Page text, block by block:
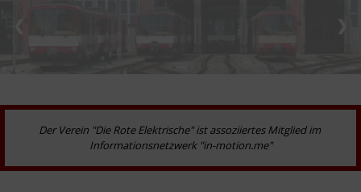
❯
Der Verein "Die Rote Elektrische" ist assoziiertes Mitglied im
Informationsnetzwerk "in-motion.me"